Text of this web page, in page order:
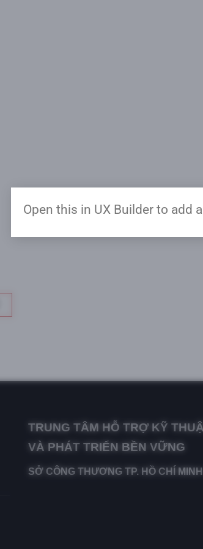
Open this in UX Builder to add
TRUNG TÂM HỖ TRỢ KỸ
VÀ PHÁT TRIỂN BỀN VỮNG
SỞ CÔNG THƯƠNG TP. HỒ CHÍ MINH